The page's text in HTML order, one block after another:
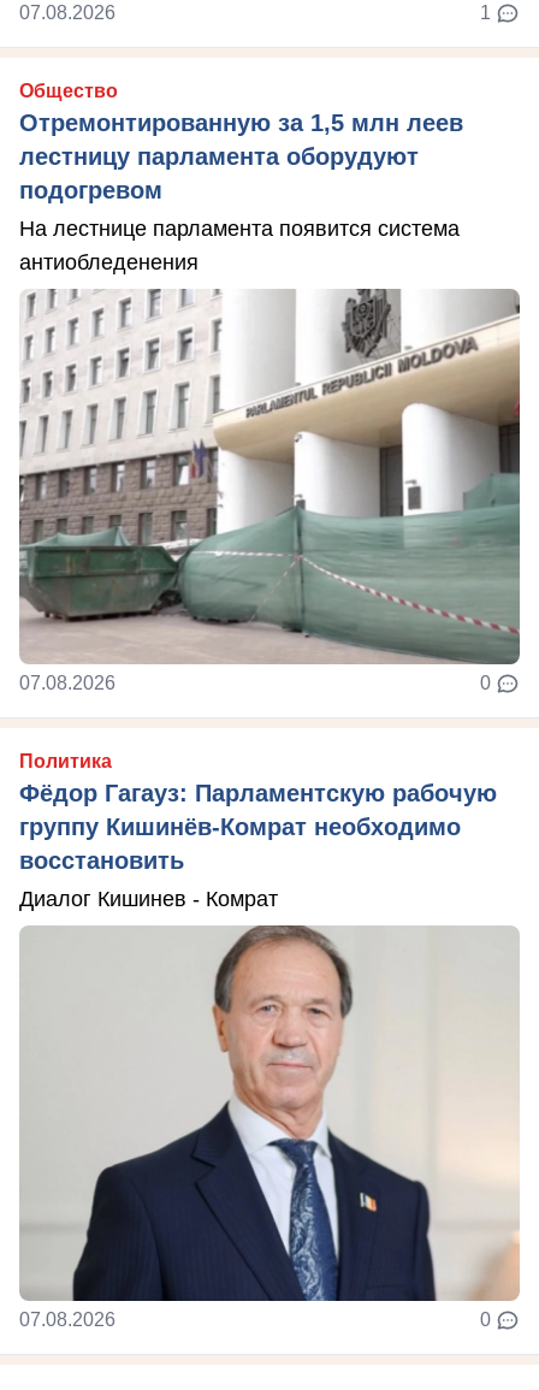
07.08.2026 1
Общество
Отремонтированную за 1,5 млн леев
лестницу парламента оборудуют
подогревом
На лестнице парламента появится система
антиобледенения
07.08.2026 0
Политика
Фёдор Гагауз: Парламентскую рабочую
группу Кишинёв-Комрат необходимо
восстановить
Диалог Кишинев - Комрат
07.08.2026 0